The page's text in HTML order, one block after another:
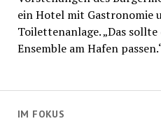
IM FOKUS
ein Hotel mit Gastronomie
Toilettenanlage. „Das
Ensemble am Hafen